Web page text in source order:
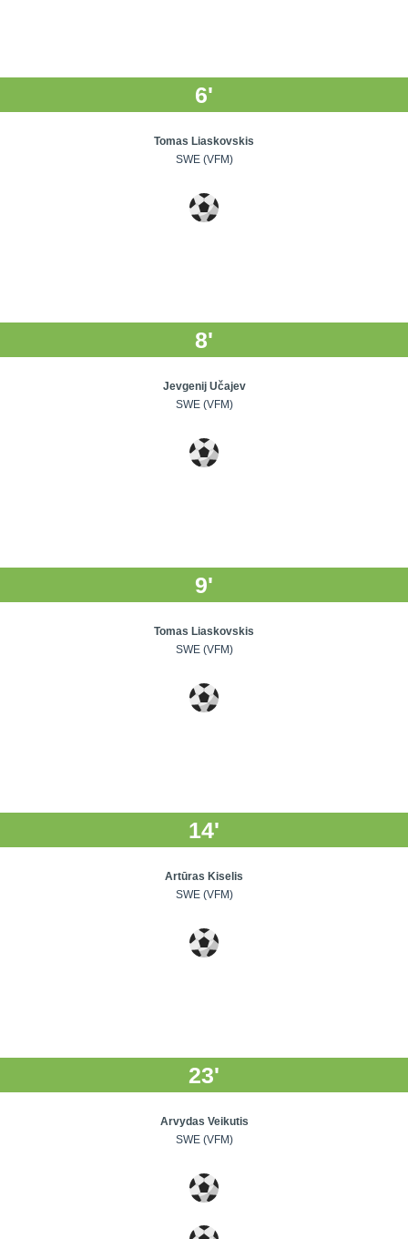
6'
Tomas Liaskovskis
SWE (VFM)
8'
Jevgenij Učajev
SWE (VFM)
9'
Tomas Liaskovskis
SWE (VFM)
14'
Artūras Kiselis
SWE (VFM)
23'
Arvydas Veikutis
SWE (VFM)